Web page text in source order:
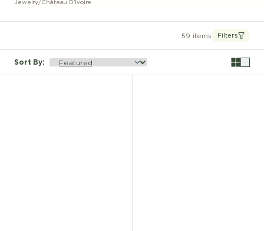
Jewelry/Château D'Ivoire
59 items Filters
Sort By: